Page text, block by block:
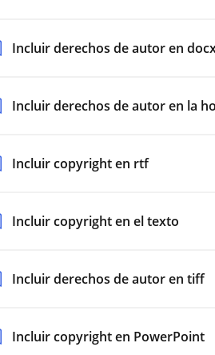
Incluir derechos de autor en
Incluir derechos de autor en la
Incluir copyright en rtf
Incluir copyright en el texto
Incluir derechos de autor en tiff
Incluir copyright en PowerPoint